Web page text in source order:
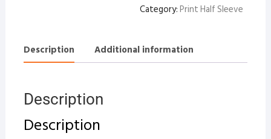
Category:Print Half Sleeve
Description Additional information
Description
Description